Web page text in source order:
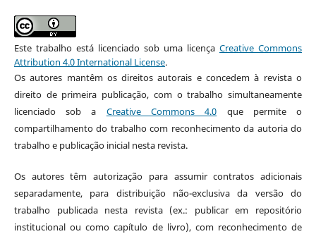
Este trabalho está licenciado sob uma licençaCreative Commons
Attribution 4.0 International License.
Os autores mantêm os direitos autorais e concedem à revista o
direito de primeira publicação, com o trabalho simultaneamente
licenciado sob a Creative Commons 4.0 que permite o
compartilhamento do trabalho com reconhecimento da autoria do
trabalho e publicação inicial nesta revista.
Os autores têm autorização para assumir contratos adicionais
separadamente, para distribuição não-exclusiva da versão do
trabalho publicada nesta revista (ex.: publicar em repositório
institucional ou como capítulo de livro), com reconhecimento de